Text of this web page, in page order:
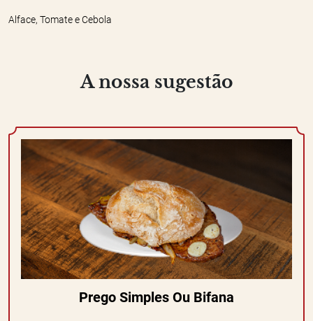
Alface, Tomate e Cebola
A nossa sugestão
Prego Simples Ou Bifana